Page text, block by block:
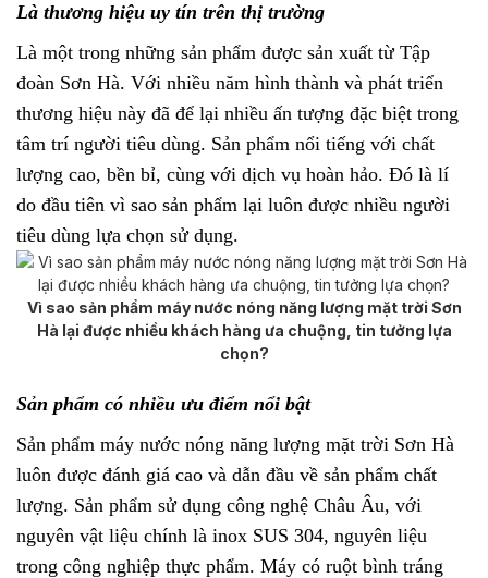
Là thương hiệu uy tín trên thị trường
Là một trong những sản phẩm được sản xuất từ Tập
đoàn Sơn Hà. Với nhiều năm hình thành và phát triển
thương hiệu này đã để lại nhiều ấn tượng đặc biệt trong
tâm trí người tiêu dùng. Sản phẩm nổi tiếng với chất
lượng cao, bền bỉ, cùng với dịch vụ hoàn hảo. Đó là lí
do đầu tiên vì sao sản phẩm lại luôn được nhiều người
tiêu dùng lựa chọn sử dụng.
Vì sao sản phẩm máy nước nóng năng lượng mặt trời Sơn
Hà lại được nhiều khách hàng ưa chuộng, tin tưởng lựa
chọn?
Sản phẩm có nhiều ưu điểm nổi bật
Sản phẩm máy nước nóng năng lượng mặt trời Sơn Hà
luôn được đánh giá cao và dẫn đầu về sản phẩm chất
lượng. Sản phẩm sử dụng công nghệ Châu Âu, với
nguyên vật liệu chính là inox SUS 304, nguyên liệu
trong công nghiệp thực phẩm. Máy có ruột bình tráng